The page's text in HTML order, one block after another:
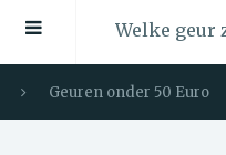
Geuren onder 50 Euro